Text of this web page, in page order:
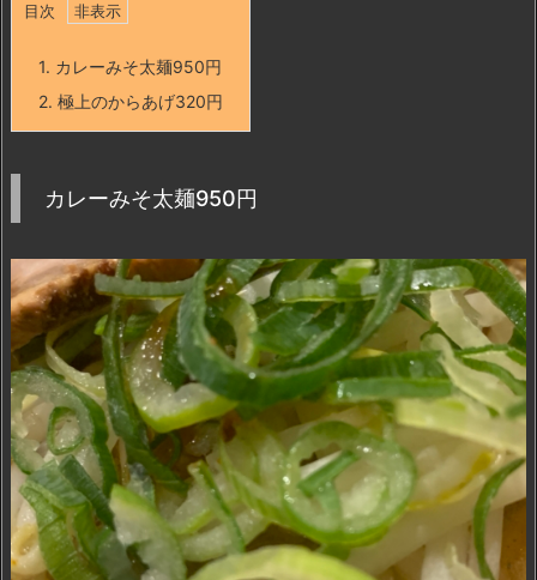
目次
1. カレーみそ太麺950円
2. 極上のからあげ320円
カレーみそ太麺950円